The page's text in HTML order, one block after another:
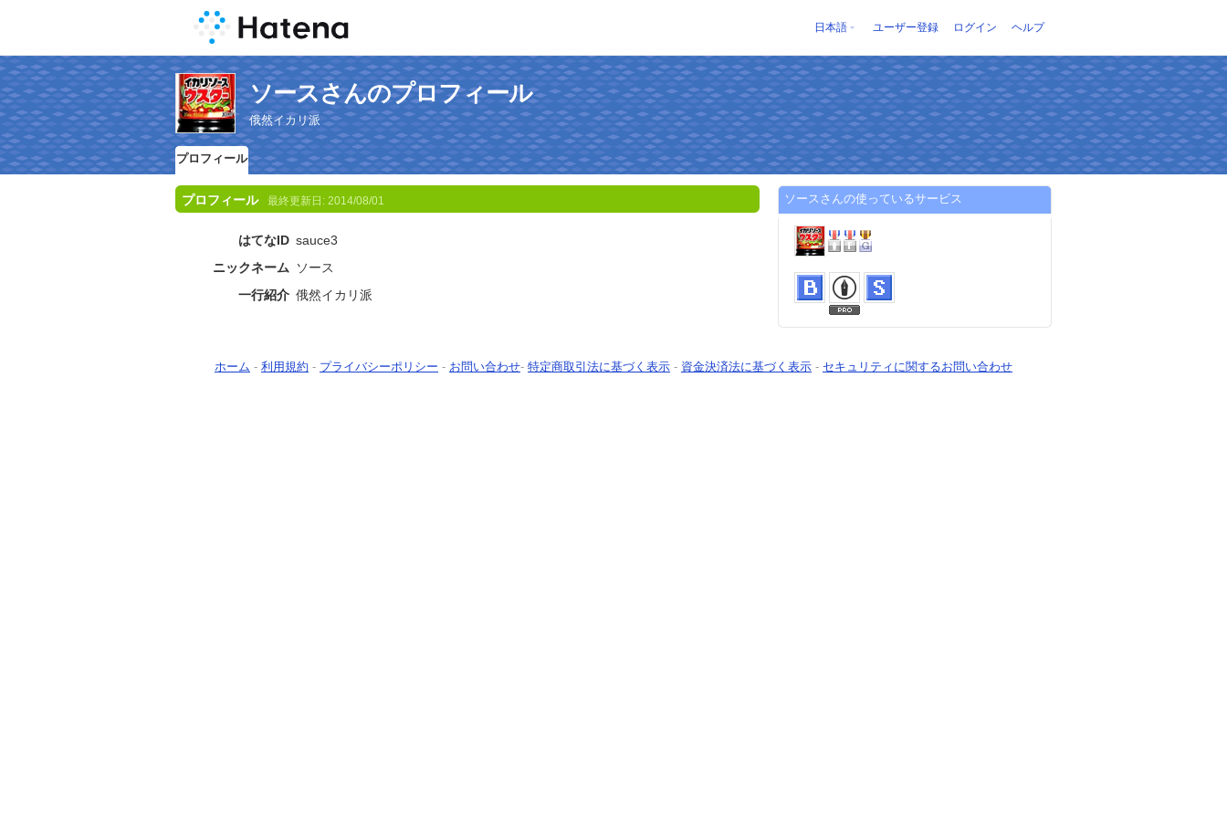
日本語 ユーザー登録 ログイン ヘルプ
ソースさんのプロフィール
俄然イカリ派
プロフィール
プロフィール 最終更新日: 2014/08/01
はてなID sauce3
ニックネーム ソース
一行紹介 俄然イカリ派
ソースさんの使っているサービス
ホーム - 利用規約 - プライバシーポリシー - お問い合わせ- 特定商取引法に基づく表示 - 資金決済法に基づく表示 - セキュリティに関するお問い合わせ